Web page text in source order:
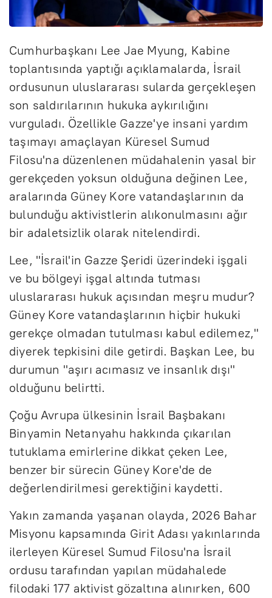
Cumhurbaşkanı Lee Jae Myung, Kabine
toplantısında yaptığı açıklamalarda, İsrail
ordusunun uluslararası sularda gerçekleşen
son saldırılarının hukuka aykırılığını
vurguladı. Özellikle Gazze'ye insani yardım
taşımayı amaçlayan Küresel Sumud
Filosu'na düzenlenen müdahalenin yasal bir
gerekçeden yoksun olduğuna değinen Lee,
aralarında Güney Kore vatandaşlarının da
bulunduğu aktivistlerin alıkonulmasını ağır
bir adaletsizlik olarak nitelendirdi.
Lee, "İsrail'in Gazze Şeridi üzerindeki işgali
ve bu bölgeyi işgal altında tutması
uluslararası hukuk açısından meşru mudur?
Güney Kore vatandaşlarının hiçbir hukuki
gerekçe olmadan tutulması kabul edilemez,"
diyerek tepkisini dile getirdi. Başkan Lee, bu
durumun "aşırı acımasız ve insanlık dışı"
olduğunu belirtti.
Çoğu Avrupa ülkesinin İsrail Başbakanı
Binyamin Netanyahu hakkında çıkarılan
tutuklama emirlerine dikkat çeken Lee,
benzer bir sürecin Güney Kore'de de
değerlendirilmesi gerektiğini kaydetti.
Yakın zamanda yaşanan olayda, 2026 Bahar
Misyonu kapsamında Girit Adası yakınlarında
ilerleyen Küresel Sumud Filosu'na İsrail
ordusu tarafından yapılan müdahalede
filodaki 177 aktivist gözaltına alınırken, 600